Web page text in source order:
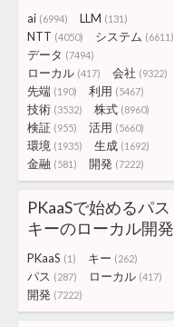
ai (6994) LLM (131)
NTT (4050) システム (6611)
データ (7494)
ローカル (417) 会社 (9322)
先端 (190) 利用 (5467)
技術 (3532) 株式 (8960)
検証 (955) 活用 (5660)
環境 (1935) 生成 (1692)
金融 (581) 開発 (7222)
PKaaSで始めるパス
キーのローカル開発
PKaaS (1) キー (262)
パス (287) ローカル (417)
開発 (7222)